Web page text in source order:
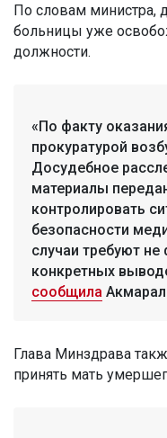
По словам министра,
больницы уже
должности.
«По факту
прокуратурой
Досудебное
материалы
контролировать
безопасности
случаи требуют
конкретных
сообщила
Глава Минздрава
принять мать